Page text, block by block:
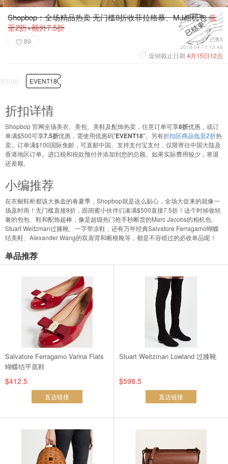
Shopbop：全场精品热卖 无门槛8折收菲拉格慕、MJ相机包低
至2折+额外7.5折
89
已售5
2018-04-11 13:48
促销截止日期 4月15日12点
折扣码： EVENT18
折扣详情
Shopbop 官网全场美衣、美包、美鞋及配饰热卖，任意订单可享8折优惠，或订
单满$500可享7.5折优惠，需使用优惠码"EVENT18"。另有折扣区商品低至2折热
卖。订单满$100国际免邮，可直邮中国。支持支付宝支付，仅限寄往中国大陆及
香港地区订单。进口税和税款预付并添加到您的总额。如果实际费用较少，将退
还差额。
小编推荐
在衣橱鞋柜都该大换血的春夏季，Shopbop就是这么贴心，全场大促来的就像一
场及时雨！无门槛直接8折，跟闺蜜小伙伴们凑满$500直接7.5折！这个时候收轻
奢的包包、鞋和配饰超棒，像是超级热门抢手秒断货的Marc Jacobs的相机包、
Stuart Weitzman过膝靴、一字带凉鞋，还有万年经典Salvatore Ferragamo蝴蝶
结美鞋、Alexander Wang的双肩背和断根靴等，都是不容错过的必收单品呢！
单品推荐
Salvatore Ferragamo Varina Flats
蝴蝶结平底鞋
$412.5
直达链接
Stuart Weitzman Lowland 过膝靴
$598.5
直达链接